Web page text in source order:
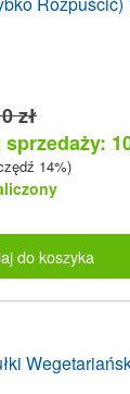
zł
sprzedaży:
14%)
do koszyka